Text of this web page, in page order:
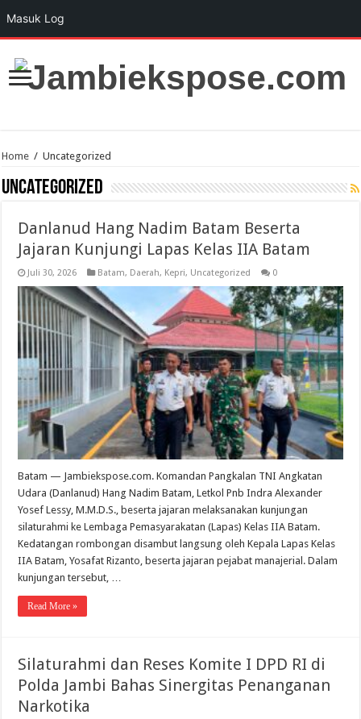
Home / Uncategorized
Uncategorized
Danlanud Hang Nadim Batam Beserta
Jajaran Kunjungi Lapas Kelas IIA Batam
Juli 30, 2026 Batam, Daerah, Kepri, Uncategorized 0
Batam — Jambiekspose.com. Komandan Pangkalan TNI Angkatan
Udara (Danlanud) Hang Nadim Batam, Letkol Pnb Indra Alexander
Yosef Lessy, M.M.D.S., beserta jajaran melaksanakan kunjungan
silaturahmi ke Lembaga Pemasyarakatan (Lapas) Kelas IIA Batam.
Kedatangan rombongan disambut langsung oleh Kepala Lapas Kelas
IIA Batam, Yosafat Rizanto, beserta jajaran pejabat manajerial. Dalam
kunjungan tersebut, …
Read More »
Silaturahmi dan Reses Komite I DPD RI di
Polda Jambi Bahas Sinergitas Penanganan
Narkotika
Masuk Log